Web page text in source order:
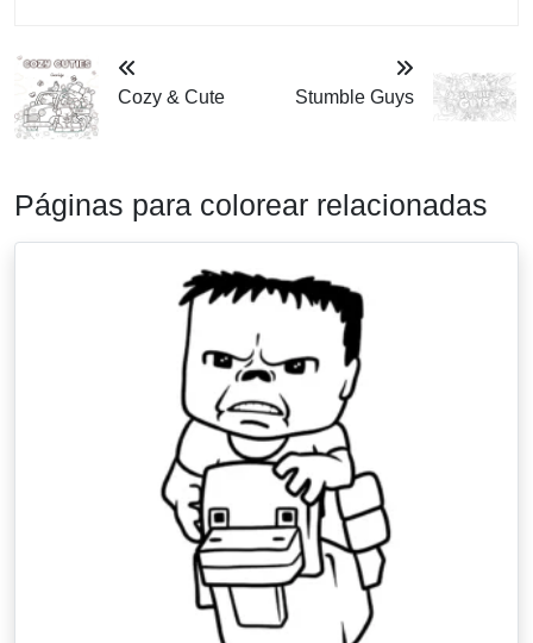
Cozy & Cute Stumble Guys
Páginas para colorear relacionadas